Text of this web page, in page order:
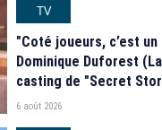
TV
"Coté joueurs, c’est
Dominique Duforest
casting de "Secret
6 août 2026